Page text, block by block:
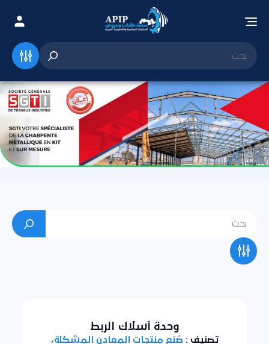
وحدة أسلاك الربط
تصنيف : صُنع منتجات المعادن المشكلة،